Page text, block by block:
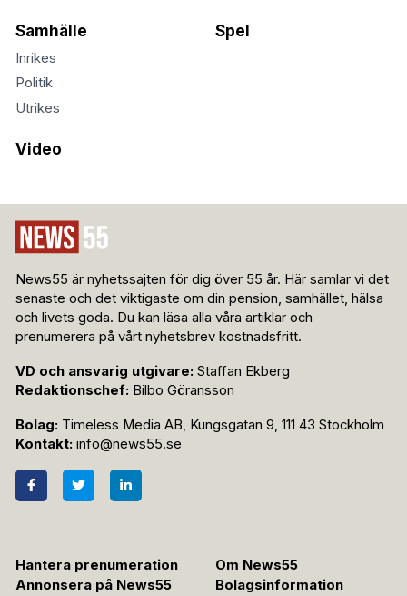
Samhälle
Inrikes
Politik
Utrikes
Spel
Video
News55 är nyhetssajten för dig över 55 år. Här samlar vi det
senaste och det viktigaste om din pension, samhället, hälsa
och livets goda. Du kan läsa alla våra artiklar och
prenumerera på vårt nyhetsbrev kostnadsfritt.
VD och ansvarig utgivare: Staffan Ekberg
Redaktionschef: Bilbo Göransson
Bolag: Timeless Media AB, Kungsgatan 9, 111 43 Stockholm
Kontakt: info@news55.se
Hantera prenumeration
Om News55
Annonsera på News55
Bolagsinformation